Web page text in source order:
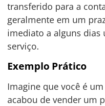
transferido para a
geralmente em um
imediato a alguns dias
serviço.
Exemplo Prático
Imagine que você é
acabou de vender um